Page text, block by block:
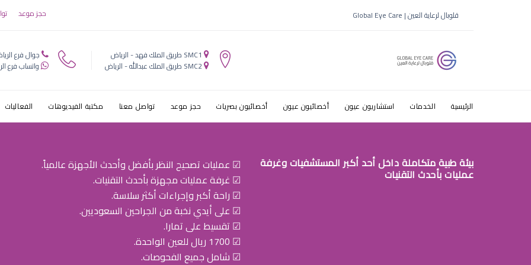
طباعة موعد مستشفى
التخصصي للعيون
قلوبال لرعاية العين | Global Eye Care حجز موعد
SMC1 طريق الملك فهد - الرياض
SMC2 طريق الملك عبدالله - الرياض
جوال فرع
واتساب فرع
الرئيسية الخدمات استشاريون عيون أخصائيون عيون أخصائيون بصريات حجز موعد تواصل معنا مكتبة الفيديوهات الفعاليات
بيئة طبية متكاملة داخل أحد أكبر المستشفيات وغرفة
عمليات بأحدث التقنيات
☑ عمليات تصحيح النظر بأفضل وأحدث الأجهزة عالمياً.
☑ غرفة عمليات مجهزة بأحدث التقنيات.
☑ راحة أكبر وإجراءات أكثر سلاسة.
☑ على أيدي نخبة من الجراحين السعوديين.
☑ تقسيط على تمارا.
☑ 1700 ريال للعين الواحدة.
☑ شامل جميع الفحوصات.